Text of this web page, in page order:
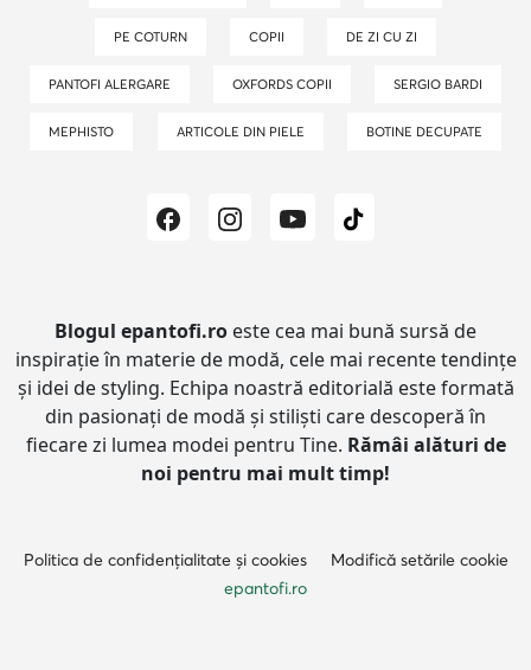
PE COTURN COPII DE ZI CU ZI
PANTOFI ALERGARE OXFORDS COPII SERGIO BARDI
MEPHISTO ARTICOLE DIN PIELE BOTINE DECUPATE
Blogul epantofi.ro este cea mai bună sursă de
inspirație în materie de modă, cele mai recente tendințe
și idei de styling. Echipa noastră editorială este formată
din pasionați de modă și stiliști care descoperă în
fiecare zi lumea modei pentru Tine. Rămâi alături de
noi pentru mai mult timp!
Politica de confidențialitate și cookies
Modifică setările cookie
epantofi.ro